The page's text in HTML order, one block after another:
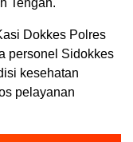
Tengah.
Dokkes Polres
personel Sidokkes
kesehatan
pelayanan